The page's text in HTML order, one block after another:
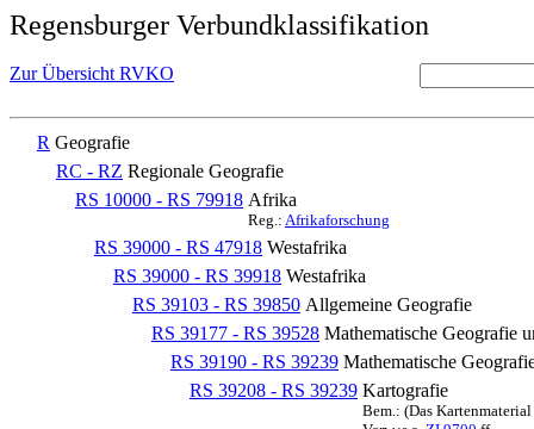
Regensburger Verbundklassifikation
Zur Übersicht RVKO
R Geografie
RC - RZ Regionale Geografie
RS 10000 - RS 79918 Afrika
Reg.: Afrikaforschung
RS 39000 - RS 47918 Westafrika
RS 39000 - RS 39918 Westafrika
RS 39103 - RS 39850 Allgemeine Geografie
RS 39177 - RS 39528 Mathematische Geografie
RS 39190 - RS 39239 Mathematische
RS 39208 - RS 39239 Kartografie
Bem.: (Das